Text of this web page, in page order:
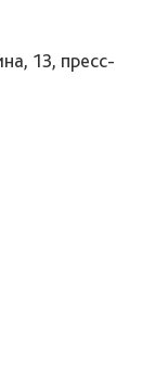
13, пресс-